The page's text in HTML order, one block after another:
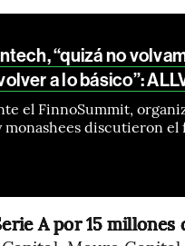
“quizá no
a lo básico”:
el FinnoSummit,
monashees discutieron
A por 15 millones